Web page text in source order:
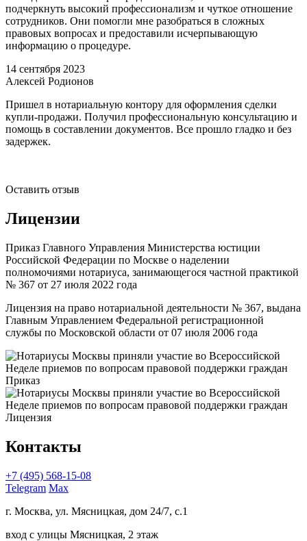
подчеркнуть высокий профессионализм и чуткое отношение
сотрудников. Они помогли мне разобраться в сложных
правовых вопросах и предоставили исчерпывающую
информацию о процедуре.
14 сентября 2023
Алексей Родионов
Пришел в нотариальную контору для оформления сделки
купли-продажи. Получил профессиональную консультацию и
помощь в составлении документов. Все прошло гладко и без
задержек.
Оставить отзыв
Лицензии
Приказ Главного Управления Министерства юстиции
Российской Федерации по Москве о наделении
полномочиями нотариуса, занимающегося частной практикой
№ 367 от 27 июля 2022 года
Лицензия на право нотариальной деятельности № 367, выдана
Главным Управлением Федеральной регистрационной
службы по Московской области от 07 июля 2006 года
Приказ
Лицензия
Контакты
+7 (495) 568-15-08
Telegram Max
г. Москва, ул. Мясницкая, дом 24/7, с.1
вход с улицы Мясницкая, 2 этаж